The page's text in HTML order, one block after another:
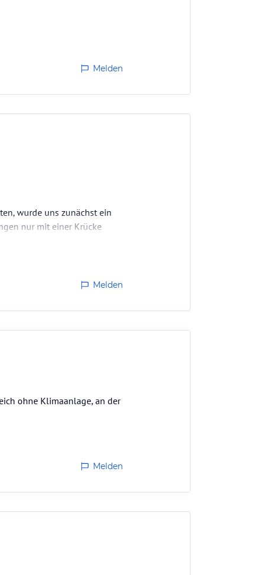
Melden
wurde uns zunächst ein
nur mit einer Krücke
Melden
ohne Klimaanlage, an der
Melden